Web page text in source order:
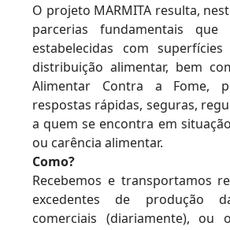
O projeto MARMITA resulta,
parcerias fundamentais que
estabelecidas com
distribuição alimentar, bem
Alimentar Contra a Fome,
respostas rápidas, seguras,
a quem se encontra em
ou carência alimentar.
Como?
Recebemos e transportamos
excedentes de produção
comerciais (diariamente), ou